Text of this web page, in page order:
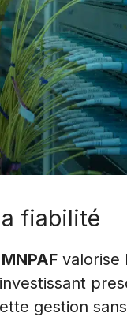
fiabilité
valorise
gestion